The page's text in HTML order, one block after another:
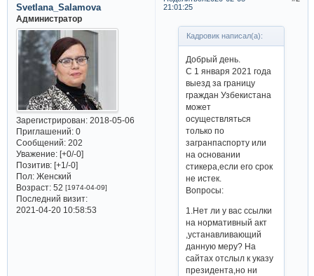
21:01:25
Svetlana_Salamova
Администратор
Зарегистрирован: 2018-05-06
Приглашений:0
Сообщений:202
Уважение: [+0/-0]
Позитив: [+1/-0]
Пол:Женский
Возраст:52 [1974-04-09]
Последний визит:
2021-04-20 10:58:53
Кадровик написал(а):
Добрый день.
С 1 января 2021 года
выезд за границу
граждан Узбекистана
может
осуществляться
только по
загранпаспорту или
на основании
стикера,если его срок
не истек.
Вопросы:
1.Нет ли у вас ссылки
на нормативный акт
,устанавливающий
данную меру? На
сайтах отслыл к указу
президента,но ни